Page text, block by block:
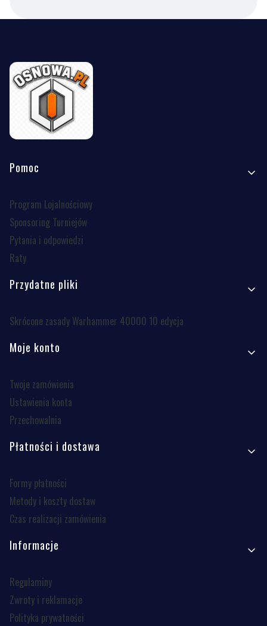
Linki w stopce
Pomoc
Program Lojalnościowy
Sponsoring Turniejów
Pytania i odpowiedzi
Raty
Przydatne pliki
Skrócone zasady Warhammer 40000 10 edycja
Moje konto
Twoje zamówienia
Ustawienia konta
Przechowalnia
Płatności i dostawa
Formy płatności
Metody i koszty dostaw
Czas realizacji zamówienia
Informacje
Regulaminy
Zwroty i reklamacje
Polityka prywatności